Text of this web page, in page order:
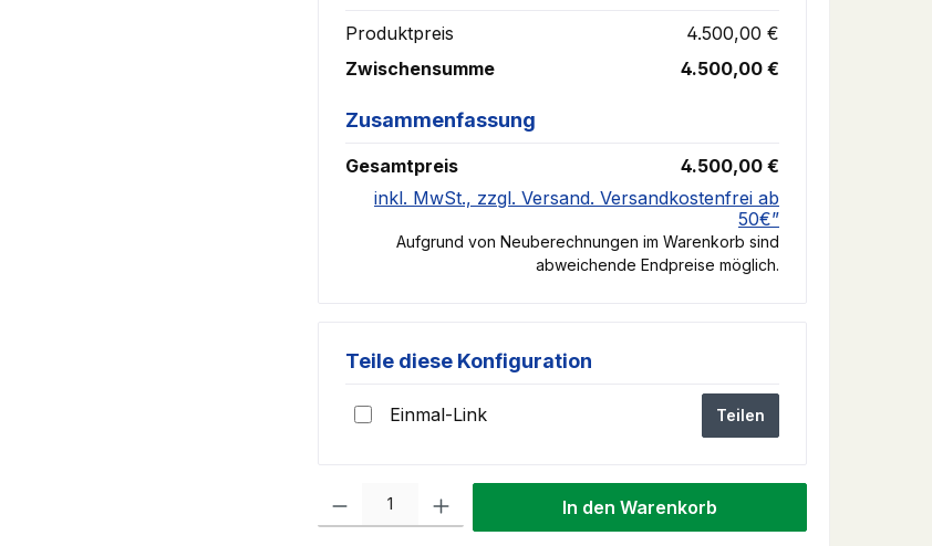
Produktpreis
4.500,00 €
Zwischensumme
4.500,00 €
Zusammenfassung
Gesamtpreis
4.500,00 €
inkl. MwSt., zzgl. Versand. Versandkostenfrei ab
50€”
Aufgrund von Neuberechnungen im Warenkorb sind
abweichende Endpreise möglich.
Teile diese Konfiguration
Einmal-Link Teilen
Produkt Anzahl: Gib den gewünschten Wert ein oder benutze die Schaltflächen
In den Warenkorb